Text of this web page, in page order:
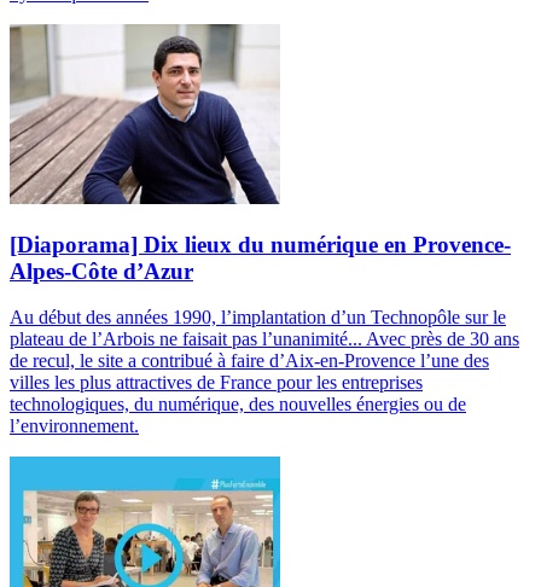
[Diaporama] Dix lieux du numérique en Provence-
Alpes-Côte d’Azur
Au début des années 1990, l’implantation d’un Technopôle sur le
plateau de l’Arbois ne faisait pas l’unanimité... Avec près de 30 ans
de recul, le site a contribué à faire d’Aix-en-Provence l’une des
villes les plus attractives de France pour les entreprises
technologiques, du numérique, des nouvelles énergies ou de
l’environnement.